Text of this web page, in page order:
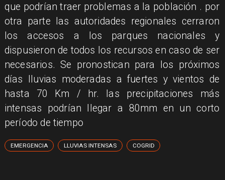
que podrían traer problemas a la población . por
otra parte las autoridades regionales cerraron
los accesos a los parques nacionales y
dispusieron de todos los recursos en caso de ser
necesarios. Se pronostican para los próximos
días lluvias moderadas a fuertes y vientos de
hasta 70 Km / hr. las precipitaciones más
intensas podrían llegar a 80mm en un corto
período de tiempo
EMERGENCIA LLUVIAS INTENSAS COGRID